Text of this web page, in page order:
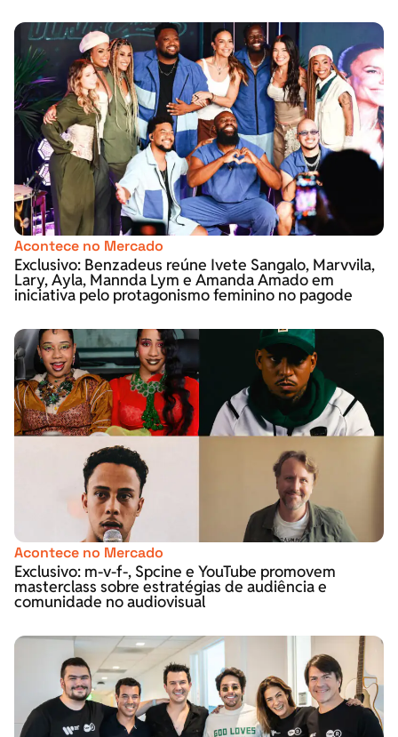
Acontece no Mercado
Exclusivo: Benzadeus reúne Ivete Sangalo, Marvvila,
Lary, Ayla, Mannda Lym e Amanda Amado em
iniciativa pelo protagonismo feminino no pagode
Acontece no Mercado
Exclusivo: m-v-f-, Spcine e YouTube promovem
masterclass sobre estratégias de audiência e
comunidade no audiovisual